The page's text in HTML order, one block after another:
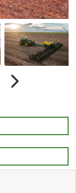
Próximo